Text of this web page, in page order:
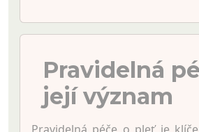
Pravidelná
její význam